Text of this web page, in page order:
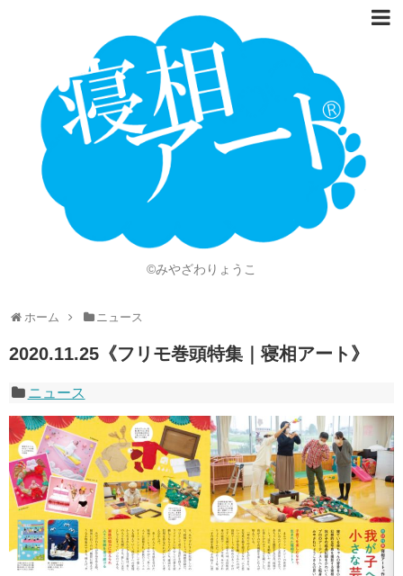
©みやざわりょうこ
ホーム ニュース
2020.11.25《フリモ巻頭特集｜寝相アート》
ニュース
Language
開催情報
動画
ニュース